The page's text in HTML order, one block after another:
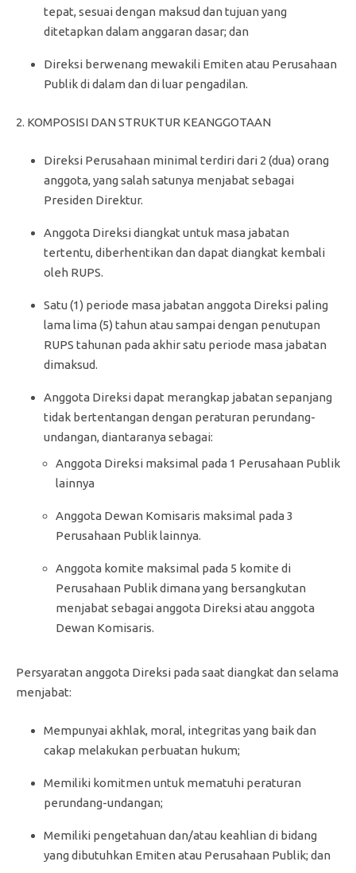
tepat, sesuai dengan maksud dan tujuan yang
ditetapkan dalam anggaran dasar; dan
Direksi berwenang mewakili Emiten atau Perusahaan
Publik di dalam dan di luar pengadilan.
2. KOMPOSISI DAN STRUKTUR KEANGGOTAAN
Direksi Perusahaan minimal terdiri dari 2 (dua) orang
anggota, yang salah satunya menjabat sebagai
Presiden Direktur.
Anggota Direksi diangkat untuk masa jabatan
tertentu, diberhentikan dan dapat diangkat kembali
oleh RUPS.
Satu (1) periode masa jabatan anggota Direksi paling
lama lima (5) tahun atau sampai dengan penutupan
RUPS tahunan pada akhir satu periode masa jabatan
dimaksud.
Anggota Direksi dapat merangkap jabatan sepanjang
tidak bertentangan dengan peraturan perundang-
undangan, diantaranya sebagai:
Anggota Direksi maksimal pada 1 Perusahaan Publik
lainnya
Anggota Dewan Komisaris maksimal pada 3
Perusahaan Publik lainnya.
Anggota komite maksimal pada 5 komite di
Perusahaan Publik dimana yang bersangkutan
menjabat sebagai anggota Direksi atau anggota
Dewan Komisaris.
Persyaratan anggota Direksi pada saat diangkat dan selama
menjabat:
Mempunyai akhlak, moral, integritas yang baik dan
cakap melakukan perbuatan hukum;
Memiliki komitmen untuk mematuhi peraturan
perundang-undangan;
Memiliki pengetahuan dan/atau keahlian di bidang
yang dibutuhkan Emiten atau Perusahaan Publik; dan